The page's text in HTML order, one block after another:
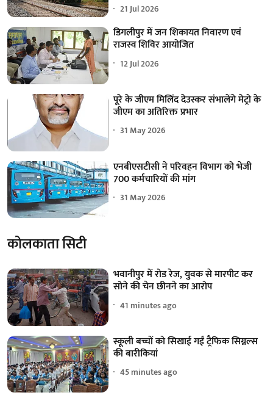
21 Jul 2026
डिगलीपुर में जन शिकायत निवारण एवं
राजस्व शिविर आयोजित
12 Jul 2026
पूरे के जीएम मिलिंद देउस्कर संभालेंगे मेट्रो के
जीएम का अतिरिक्त प्रभार
31 May 2026
एनबीएसटीसी ने परिवहन विभाग को भेजी
700 कर्मचारियों की मांग
31 May 2026
कोलकाता सिटी
भवानीपुर में रोड रेज, युवक से मारपीट कर
सोने की चेन छीनने का आरोप
41 minutes ago
स्कूली बच्चों को सिखाई गईं ट्रैफिक सिग्नल्स
की बारीकियां
45 minutes ago